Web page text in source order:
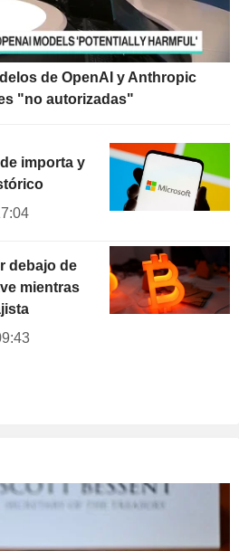
de OpenAI y Anthropic
"no autorizadas"
importa y
debajo de
mientras